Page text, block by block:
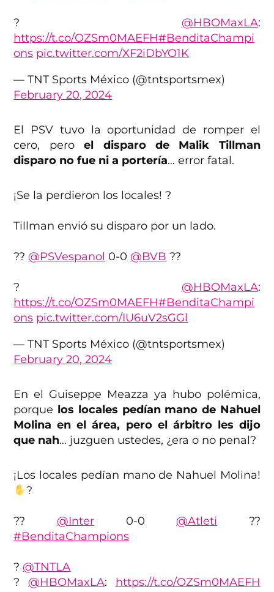
? @HBOMaxLA:
https://t.co/OZSm0MAEFH#BenditaChampi
ons pic.twitter.com/XF2iDbYO1K
— TNT Sports México (@tntsportsmex)
February 20, 2024
El PSV tuvo la oportunidad de romper el
cero, peroel disparo de Malik Tillman
disparo no fue ni a portería… error fatal.
¡Se la perdieron los locales! ?
Tillman envió su disparo por un lado.
?? @PSVespanol 0-0 @BVB ??
? @HBOMaxLA:
https://t.co/OZSm0MAEFH#BenditaChampi
ons pic.twitter.com/IU6uV2sGGl
— TNT Sports México (@tntsportsmex)
February 20, 2024
En el Guiseppe Meazza ya hubo polémica,
porque los locales pedían mano de Nahuel
Molina en el área, pero el árbitro les dijo
que nah… juzguen ustedes, ¿era o no penal?
¡Los locales pedían mano de Nahuel Molina!
?
?? @Inter0-0 @Atleti ??
#BenditaChampions
? @TNTLA
? @HBOMaxLA: https://t.co/OZSm0MAEFH